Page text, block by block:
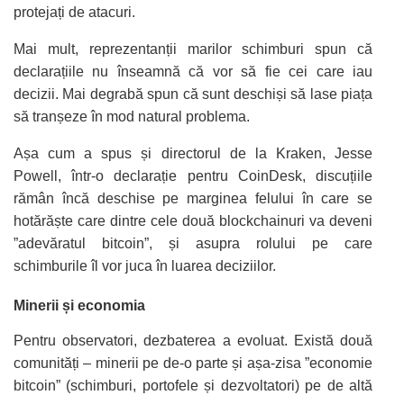
protejați de atacuri.
Mai mult, reprezentanții marilor schimburi spun că
declarațiile nu înseamnă că vor să fie cei care iau
decizii. Mai degrabă spun că sunt deschiși să lase piața
să tranșeze în mod natural problema.
Așa cum a spus și directorul de la Kraken, Jesse
Powell, într-o declarație pentru CoinDesk, discuțiile
rămân încă deschise pe marginea felului în care se
hotărăște care dintre cele două blockchainuri va deveni
”adevăratul bitcoin”, și asupra rolului pe care
schimburile îl vor juca în luarea deciziilor.
Minerii și economia
Pentru observatori, dezbaterea a evoluat. Există două
comunități – minerii pe de-o parte și așa-zisa ”economie
bitcoin” (schimburi, portofele și dezvoltatori) pe de altă